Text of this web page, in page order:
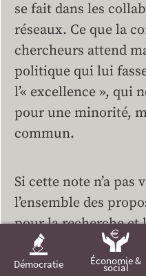
Démocratie Économie &
social
se fait dans les
réseaux. Ce que la
chercheurs attend
politique qui lui
l’« excellence », qui
pour une minorité,
commun.
Si cette note n’a pas
l’ensemble des
pour la recherche et
supérieur (qui
prochaines